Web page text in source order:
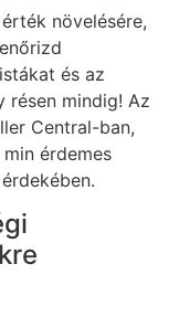
növelésére,
és az
résen mindig! Az
Central-ban,
érdemes